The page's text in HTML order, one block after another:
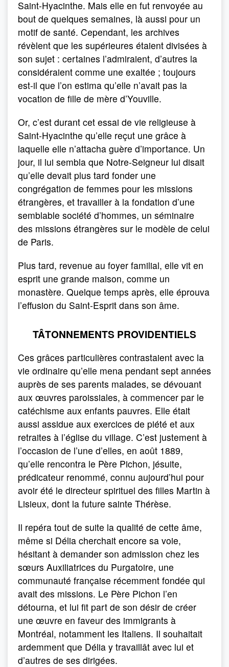
Saint-Hyacinthe. Mais elle en fut renvoyée au
bout de quelques semaines, là aussi pour un
motif de santé. Cependant, les archives
révèlent que les supérieures étaient divisées à
son sujet : certaines l’admiraient, d’autres la
considéraient comme une exaltée ; toujours
est-il que l’on estima qu’elle n’avait pas la
vocation de fille de mère d’Youville.
Or, c’est durant cet essai de vie religieuse à
Saint-Hyacinthe qu’elle reçut une grâce à
laquelle elle n’attacha guère d’importance. Un
jour, il lui sembla que Notre-Seigneur lui disait
qu’elle devait plus tard fonder une
congrégation de femmes pour les missions
étrangères, et travailler à la fondation d’une
semblable société d’hommes, un séminaire
des missions étrangères sur le modèle de celui
de Paris.
Plus tard, revenue au foyer familial, elle vit en
esprit une grande maison, comme un
monastère. Quelque temps après, elle éprouva
l’effusion du Saint-Esprit dans son âme.
TÂTONNEMENTS PROVIDENTIELS
Ces grâces particulières contrastaient avec la
vie ordinaire qu’elle mena pendant sept années
auprès de ses parents malades, se dévouant
aux œuvres paroissiales, à commencer par le
catéchisme aux enfants pauvres. Elle était
aussi assidue aux exercices de piété et aux
retraites à l’église du village. C’est justement à
l’occasion de l’une d’elles, en août 1889,
qu’elle rencontra le Père Pichon, jésuite,
prédicateur renommé, connu aujourd’hui pour
avoir été le directeur spirituel des filles Martin à
Lisieux, dont la future sainte Thérèse.
Il repéra tout de suite la qualité de cette âme,
même si Délia cherchait encore sa voie,
hésitant à demander son admission chez les
sœurs Auxiliatrices du Purgatoire, une
communauté française récemment fondée qui
avait des missions. Le Père Pichon l’en
détourna, et lui fit part de son désir de créer
une œuvre en faveur des immigrants à
Montréal, notamment les Italiens. Il souhaitait
ardemment que Délia y travaillât avec lui et
d’autres de ses dirigées.